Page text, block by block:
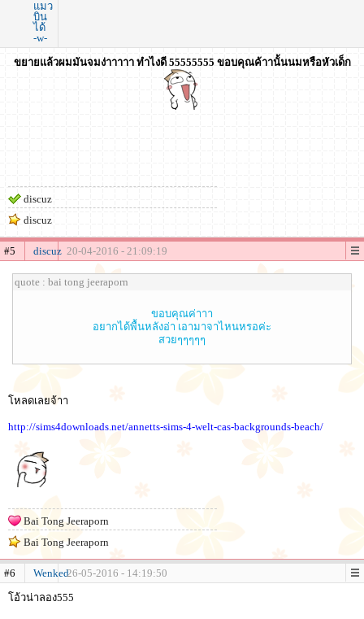
แมว
บิน
ได้
-w-
ขยายแล้วผมมันจมง่าาาาา ทำไงดี 55555555 ขอบคุณค้าานั้นนมหรือหัวเด็ก
discuz
discuz
#5 discuz 20-04-2016 - 21:09:19
quote : bai tong jeeraporn
ขอบคุณค่าาา
อยากได้พื้นหลังอ่า เอามาจาไหนหรอค่ะ
สวยๆๆๆๆๆ
โหลดเลยจ้าา
http://sims4downloads.net/annetts-sims-4-welt-cas-backgrounds-beach/
Bai Tong Jeeraporn
Bai Tong Jeeraporn
#6 Wenked26-05-2016 - 14:19:50
โอ้วน่าลอง555